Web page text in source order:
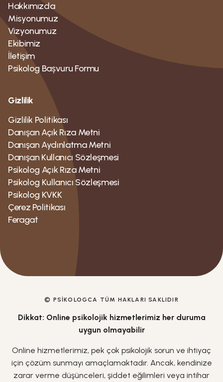
Hakkımızda
Misyonumuz
Vizyonumuz
Ekibimiz
İletişim
Psikolog Bașvuru Formu
Gizlilik
Gizlilik Politikası
Danışan Açık Rıza Metni
Danışan Aydınlatma Metni
Danışan Kullanıcı Sözleşmesi
Psikolog Açık Rıza Metni
Psikolog Kullanıcı Sözleşmesi
Psikolog KVKK
Çerez Politikası
Feragat
© PSIKOLOGCA TÜM HAKLARI SAKLIDIR
Dikkat: Online psikolojik hizmetlerimiz her duruma
uygun olmayabilir
Online hizmetlerimiz, pek çok psikolojik sorun ve ihtiyaç
için çözüm sunmayı amaçlamaktadır. Ancak, kendinize
zarar verme düşünceleri, şiddet eğilimleri veya intihar